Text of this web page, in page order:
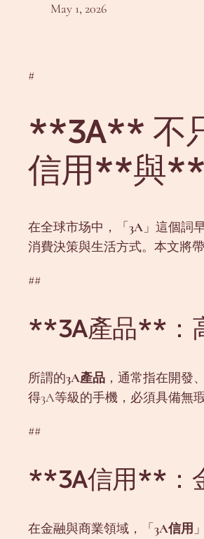
May 1, 2026
#
**3A** 不
信用**與
在全球市场中，「3A 」這個詞
消費決策與生活方式。本文將
##
**3A產品**：
所謂的3A產品 ，通常指在開發
得3A等級的手機，必須具備無
##
**3A信用**：
在金融與商業領域，「3A信用